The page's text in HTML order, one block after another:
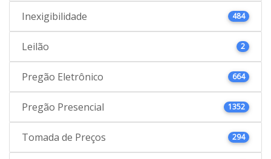
Inexigibilidade 484
Leilão 2
Pregão Eletrônico 664
Pregão Presencial 1352
Tomada de Preços 294